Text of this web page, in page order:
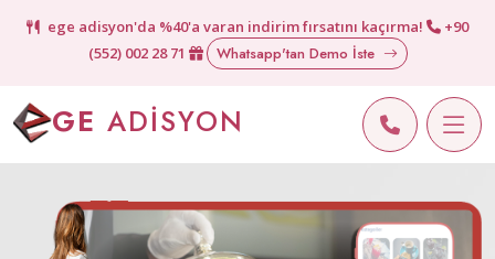
ege adisyon'da %40'a varan indirim fırsatını kaçırma!
+90
(552) 002 28 71
Whatsapp'tan Demo İste
GE ADİSYON